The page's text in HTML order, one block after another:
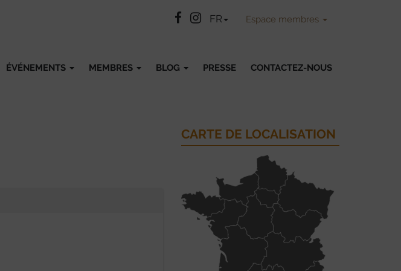
Facebook
Instatgram
FR Espace membres
ÉVÉNEMENTS MEMBRES BLOG PRESSE CONTACTEZ-NOUS
CARTE DE LOCALISATION